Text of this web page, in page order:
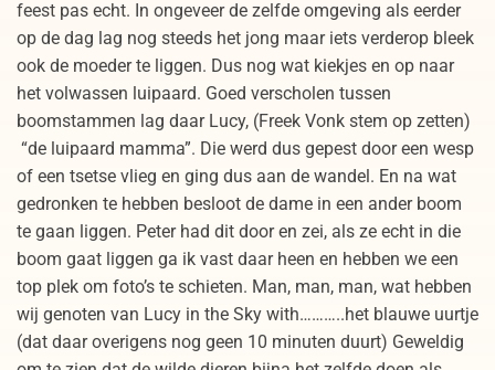
feest pas echt. In ongeveer de zelfde omgeving als eerder
op de dag lag nog steeds het jong maar iets verderop bleek
ook de moeder te liggen. Dus nog wat kiekjes en op naar
het volwassen luipaard. Goed verscholen tussen
boomstammen lag daar Lucy, (Freek Vonk stem op zetten)
“de luipaard mamma”. Die werd dus gepest door een wesp
of een tsetse vlieg en ging dus aan de wandel. En na wat
gedronken te hebben besloot de dame in een ander boom
te gaan liggen. Peter had dit door en zei, als ze echt in die
boom gaat liggen ga ik vast daar heen en hebben we een
top plek om foto’s te schieten. Man, man, man, wat hebben
wij genoten van Lucy in the Sky with………..het blauwe uurtje
(dat daar overigens nog geen 10 minuten duurt) Geweldig